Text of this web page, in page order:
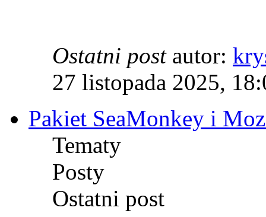
Ostatni postautor:
27 listopada 2025,
Pakiet SeaMonkey i
Tematy
Posty
Ostatni post